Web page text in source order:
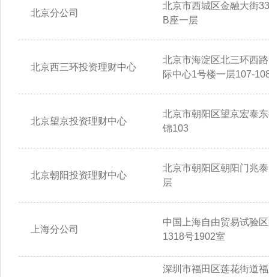
北京分公司
北京市西城区金融大街
B座一层
北京西三环投资理财中心
北京市海淀区北三环西
际中心1号楼一层107-
北京望京投资理财中心
北京市朝阳区望京宏泰
锦103
北京朝阳投资理财中心
北京市朝阳区朝阳门兆
层
上海分公司
中国上海自由贸易试验
1318号1902室
深圳市福田区莲花街道